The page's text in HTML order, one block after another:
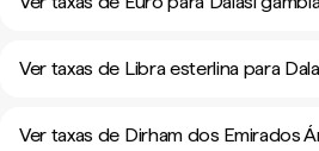
Ver taxas de Libra esterlina para
Ver taxas de Dirham dos Emirados